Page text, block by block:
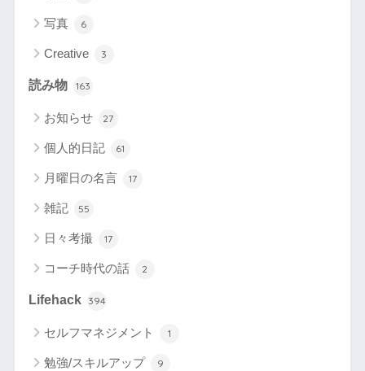
写真 6
Creative 3
読み物 163
お知らせ 27
個人的日記 61
月曜日の名言 17
雑記 55
日々考撮 17
コーチ時代の話 2
Lifehack 394
セルフマネジメント 1
勉強/スキルアップ 9